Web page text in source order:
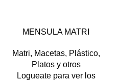
BARRO BLANCO
NEGRO
MENSULA MATRI
Matri, Macetas, Plástico,
Platos y otros
Logueate para ver los